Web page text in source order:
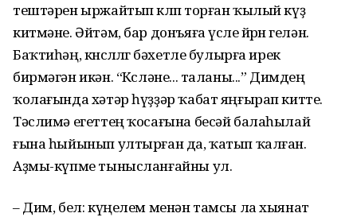
тештәрен ыржайтып көлөп торған ҡылый күҙ
китмәне. Әйтәм, бар донъяға үсле йөрөнө гелән.
Баҡтиһәң, көнсөллөгө бәхетле булырға ирек
бирмәгән икән. “Көсләне... таланы...” Димдең
ҡолағында хәтәр һүҙҙәр ҡабат яңғырап китте.
Тәслимә егеттең ҡосағына бесәй балаһылай
ғына һыйынып ултырған да, ҡатып ҡалған.
Аҙмы-күпме тынысланғайны ул.
– Дим, бел: күңелем менән тамсы ла хыянат